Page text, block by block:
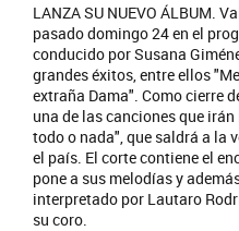
LANZA SU NUEVO ÁLBUM.
pasado domingo 24 en el
conducido por Susana
grandes éxitos, entre ellos
extraña Dama". Como cierre
una de las canciones que
todo o nada", que saldrá a la
el país. El corte contiene el
pone a sus melodías y
interpretado por Lautaro
su coro.